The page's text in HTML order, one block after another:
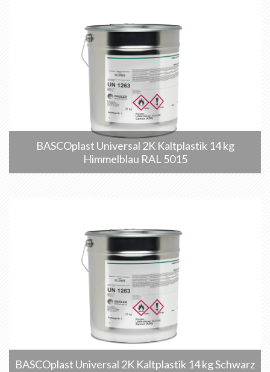
BASCOplast Universal 2K Kaltplastik 14 kg
Himmelblau RAL 5015
BASCOplast Universal 2K Kaltplastik 14 kg Schwarz